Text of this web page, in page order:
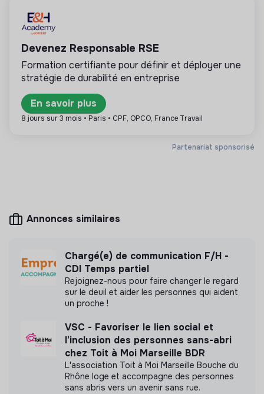
La mission de cette structure est d’aider les
entreprises ou les citoyens à améliorer leur
impact environnemental et social. Par exemple le
conseil en RSE, la formation, la sensibilisation aux
enjeux de la transition, les médias,…
Mesure d'impact
QUEZACO n'a pas encore transmis de mesure
Labels et certifications
Cette structure n'a pas souhaité nous
communiquer les labels ou certifications qu'elle a
Partenariat sponsorisé
Devenez Responsable RSE
Formation certifiante pour définir et déployer une
stratégie de durabilité en entreprise
En savoir plus
8 jours sur 3 mois • Paris • CPF, OPCO, France Travail
Annonces similaires
Chargé(e) de communication F/H -
CDI Temps partiel
Rejoignez-nous pour faire changer le regard
sur le deuil et aider les personnes qui aident
un proche !
VSC - Favoriser le lien social et
l’inclusion des personnes sans-abri
chez Toit à Moi Marseille BDR
L'association Toit à Moi Marseille Bouche du
Rhône loge et accompagne des personnes
sans abris vers un avenir sans rue.